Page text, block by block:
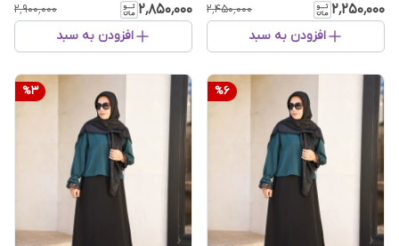
۲٬۲۵۰٬۰۰۰ ۲٬۴۵۰٬۰۰۰
افزودن به سبد
۲٬۸۵۰٬۰۰۰ ۲٬۹۰۰٬۰۰۰
افزودن به سبد
%6
%3